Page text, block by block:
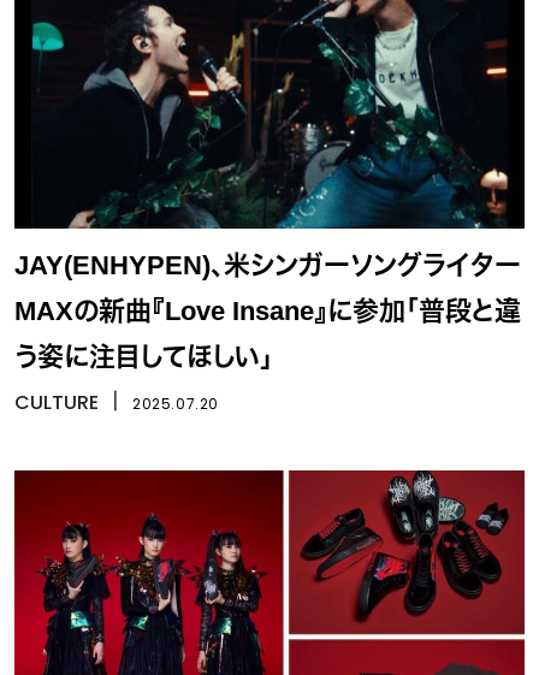
JAY(ENHYPEN)、米シンガーソングライター
MAXの新曲『Love Insane』に参加「普段と違
う姿に注目してほしい」
CULTURE 2025.07.20